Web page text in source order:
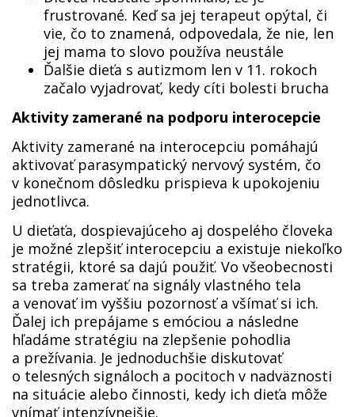
frustrované. Keď sa jej terapeut opýtal, či
vie, čo to znamená, odpovedala, že nie, len
jej mama to slovo používa neustále
Ďalšie dieťa s autizmom len v 11. rokoch
začalo vyjadrovať, kedy cíti bolesti brucha
Aktivity zamerané na podporu interocepcie
Aktivity zamerané na interocepciu pomáhajú
aktivovať parasympatický nervový systém, čo
v konečnom dôsledku prispieva k upokojeniu
jednotlivca.
U dieťaťa, dospievajúceho aj dospelého človeka
je možné zlepšiť interocepciu a existuje niekoľko
stratégii, ktoré sa dajú použiť. Vo všeobecnosti
sa treba zamerať na signály vlastného tela
a venovať im vyššiu pozornosť a všímať si ich.
Ďalej ich prepájame s emóciou a následne
hľadáme stratégiu na zlepšenie pohodlia
a prežívania. Je jednoduchšie diskutovať
o telesných signáloch a pocitoch v nadväznosti
na situácie alebo činnosti, kedy ich dieťa môže
vnímať intenzívnejšie.